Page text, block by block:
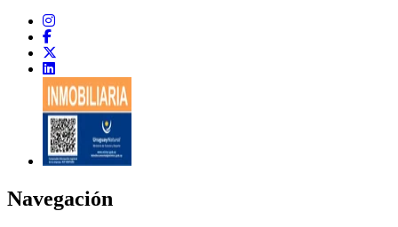
Navegación